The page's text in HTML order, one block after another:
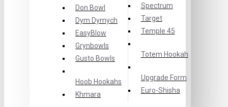
Don Bowl
Dym Dymych
EasyBlow
Grynbowls
Gusto Bowls
Hoob Hookahs
Khmara
Spectrum
Target
Temple 45
Totem Hookah
Upgrade Form
Еuro-Shisha